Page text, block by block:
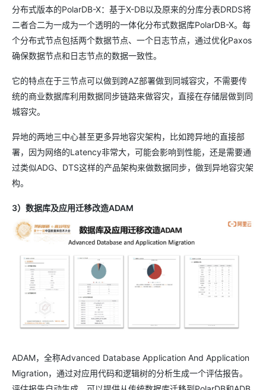
分布式版本的PolarDB-X：基于X-DB以及原来的分库分表DRDS将
二者合二为一成为一个透明的一体化分布式数据库PolarDB-X。每
个分布式节点包括两个数据节点、一个日志节点，通过优化Paxos
确保数据节点和日志节点的数据一致性。
它的特点在于三节点可以做到跨AZ部署做到同城容灾，不需要传
统的商业数据库利用数据同步链路来做容灾，直接在存储层做到同
城容灾。
异地的两地三中心甚至更多异地容灾架构，比如跨异地的直接部
署，因为网络的Latency非常大，可能会影响到性能，还是需要通
过类似ADG、DTS这样的产品架构来做数据同步，做到异地容灾架
构。
3）数据库及应用迁移改造ADAM
ADAM，全称Advanced Database Application And Application
Migration，通过对应用代码和逻辑树的分析生成一个评估报告。